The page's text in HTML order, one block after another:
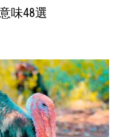
味48選